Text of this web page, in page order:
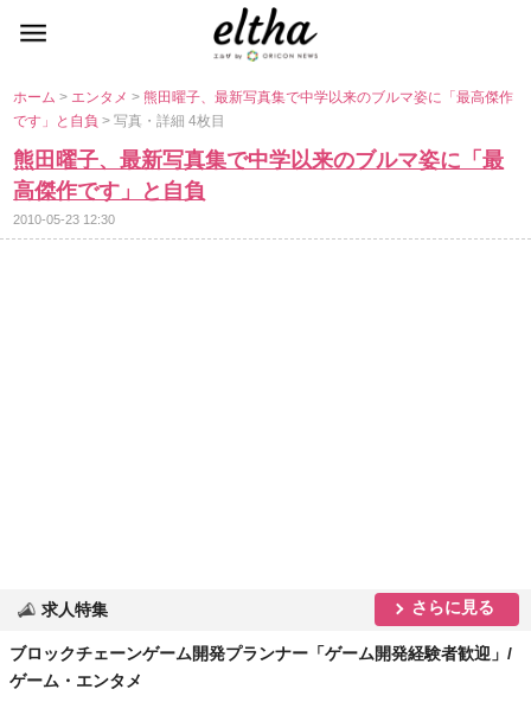
ホーム> エンタメ>熊田曜子、最新写真集で中学以来のブルマ姿に「最高傑作
です」と自負> 写真・詳細 4枚目
熊田曜子、最新写真集で中学以来のブルマ姿に「最
高傑作です」と自負
2010-05-23 12:30
求人特集 さらに見る
ブロックチェーンゲーム開発プランナー「ゲーム開発経験者歓迎」/
ゲーム・エンタメ